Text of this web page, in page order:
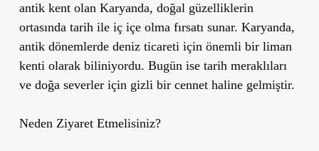
antik kent olan Karyanda, doğal güzelliklerin
ortasında tarih ile iç içe olma fırsatı sunar. Karyanda,
antik dönemlerde deniz ticareti için önemli bir liman
kenti olarak biliniyordu. Bugün ise tarih meraklıları
ve doğa severler için gizli bir cennet haline gelmiştir.
Neden Ziyaret Etmelisiniz?